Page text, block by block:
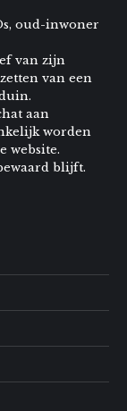
oud-inwoner
van zijn
van een
aan
worden
website.
blijft.